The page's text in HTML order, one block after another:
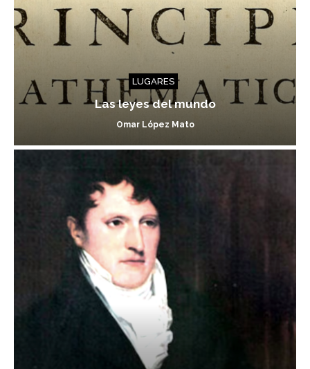
LUGARES
Las leyes del mundo
Omar López Mato